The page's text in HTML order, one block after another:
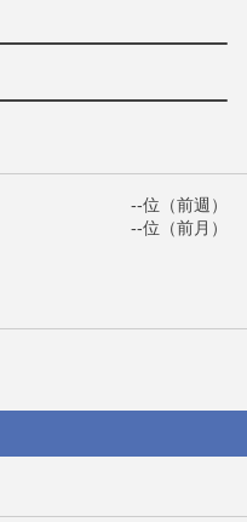
--位（前週）
--位（前月）